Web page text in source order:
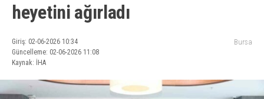
heyetini ağırladı
Giriş: 02-06-2026 10:34
Güncelleme: 02-06-2026 11:08
Kaynak: İHA
Bursa